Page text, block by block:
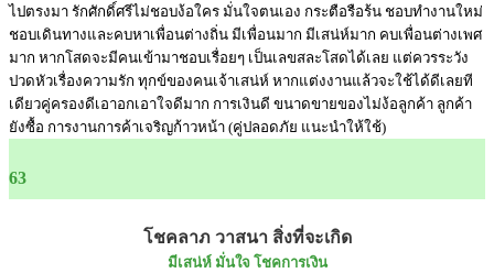
ไปตรงมา รักศักดิ์ศรีไม่ชอบง้อใคร มั่นใจตนเอง กระตือรือร้น ชอบทำงานใหม่
ชอบเดินทางและคบหาเพื่อนต่างถิ่น มีเพื่อนมาก มีเสน่ห์มาก คบเพื่อนต่างเพศ
มาก หากโสดจะมีคนเข้ามาชอบเรื่อยๆ เป็นเลขสละโสดได้เลย แต่ควรระวัง
ปวดหัวเรื่องความรัก ทุกข์ของคนเจ้าเสน่ห์ หากแต่งงานแล้วจะใช้ได้ดีเลยที
เดียวคู่ครองดีเอาอกเอาใจดีมาก การเงินดี ขนาดขายของไม่ง้อลูกค้า ลูกค้า
ยังซื้อ การงานการค้าเจริญก้าวหน้า (คู่ปลอดภัย แนะนำให้ใช้)
63
โชคลาภ วาสนา สิ่งที่จะเกิด
มีเสน่ห์ มั่นใจ โชคการเงิน